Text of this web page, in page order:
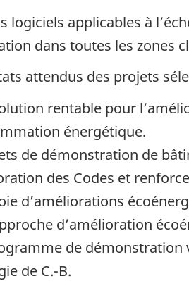
logiciels applicables à
dans toutes les zones
attendus des projets
rentable pour
énergétique.
de démonstration de
des Codes et
d’améliorations
d’amélioration
de démonstration
de C.-B.